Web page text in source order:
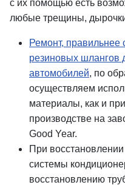
с их помощью есть
любые трещины,
Ремонт, правильнее
резиновых шлангов
автомобилей, по
осуществляем
материалы, как и
производстве на
Good Year.
При
системы
восстановлению